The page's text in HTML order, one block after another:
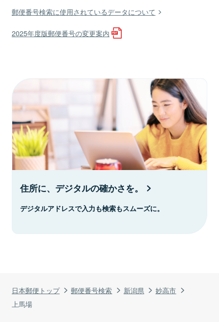
日本郵便トップ 郵便番号検索 新潟県
妙高市
上馬場
郵便番号検索に使用されているデータについて
2025年度版郵便番号の変更案内
住所に、デジタルの確かさを。
デジタルアドレスで入力も検索もスムーズに。